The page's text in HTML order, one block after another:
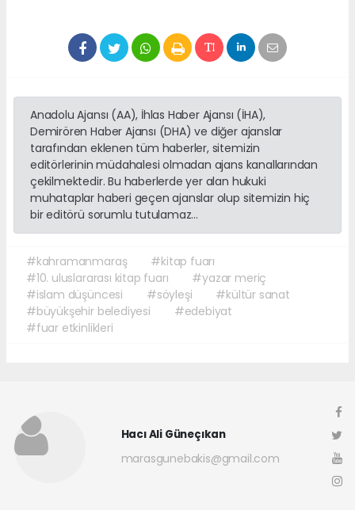
Anadolu Ajansı (AA), İhlas Haber Ajansı (İHA),
Demirören Haber Ajansı (DHA) ve diğer ajanslar
tarafından eklenen tüm haberler, sitemizin
editörlerinin müdahalesi olmadan ajans kanallarından
çekilmektedir. Bu haberlerde yer alan hukuki
muhataplar haberi geçen ajanslar olup sitemizin hiç
bir editörü sorumlu tutulamaz...
#kahramanmaraş
#kitap fuarı
#10. uluslararası kitap fuarı
#yazar meriç
#islam düşüncesi
#söyleşi
#kültür sanat
#büyükşehir belediyesi
#edebiyat
#fuar etkinlikleri
Hacı Ali Güneçıkan
marasgunebakis@gmail.com